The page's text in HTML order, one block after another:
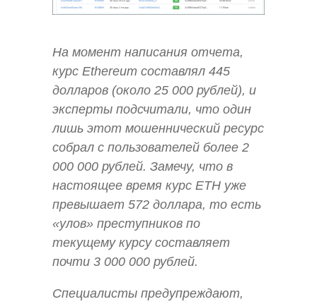
На момент написания отчета,
курс Ethereum составлял 445
долларов (около 25 000 рублей), и
эксперты подсчитали, что один
лишь этот мошеннический ресурс
собрал с пользователей более 2
000 000 рублей. Замечу, что в
настоящее время курс ETH уже
превышает 572 доллара, то есть
«улов» преступников по
текущему курсу составляет
почти 3 000 000 рублей.
Специалисты предупреждают,